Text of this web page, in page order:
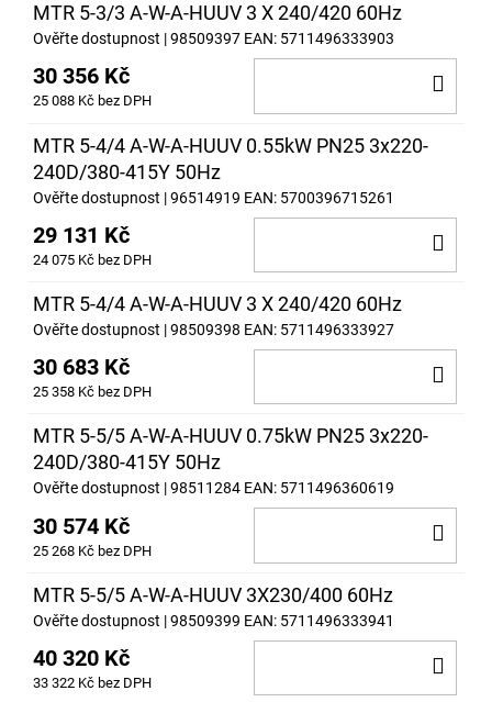
MTR 5-3/3 A-W-A-HUUV 3 X 240/420 60Hz
Ověřte dostupnost | 98509397 EAN: 5711496333903
30 356 Kč
25 088 Kč bez DPH
MTR 5-4/4 A-W-A-HUUV 0.55kW PN25 3x220-
240D/380-415Y 50Hz
Ověřte dostupnost | 96514919 EAN: 5700396715261
29 131 Kč
24 075 Kč bez DPH
MTR 5-4/4 A-W-A-HUUV 3 X 240/420 60Hz
Ověřte dostupnost | 98509398 EAN: 5711496333927
30 683 Kč
25 358 Kč bez DPH
MTR 5-5/5 A-W-A-HUUV 0.75kW PN25 3x220-
240D/380-415Y 50Hz
Ověřte dostupnost | 98511284 EAN: 5711496360619
30 574 Kč
25 268 Kč bez DPH
MTR 5-5/5 A-W-A-HUUV 3X230/400 60Hz
Ověřte dostupnost | 98509399 EAN: 5711496333941
40 320 Kč
33 322 Kč bez DPH